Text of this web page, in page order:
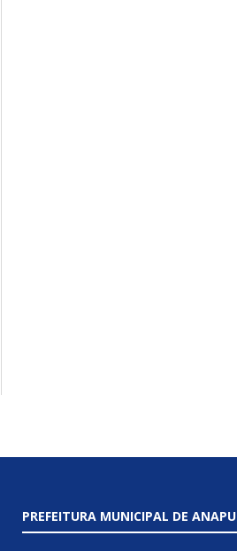
PREFEITURA MUNICIPAL DE ANAPU